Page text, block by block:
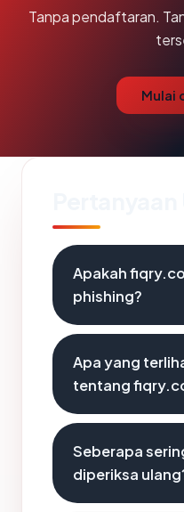
Tanpa pendaftaran.
Mulai
Apakah
phishing?
Apa yang
tentang
Seberapa
diperiksa